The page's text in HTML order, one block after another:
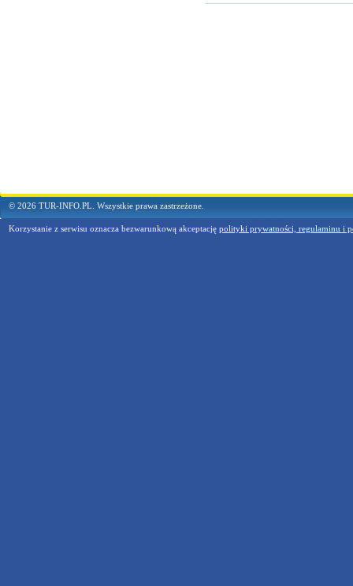
© 2026 TUR-INFO.PL. Wszystkie prawa zastrzeżone.
Korzystanie z serwisu oznacza bezwarunkową akceptację polityki prywatności, regulaminu i